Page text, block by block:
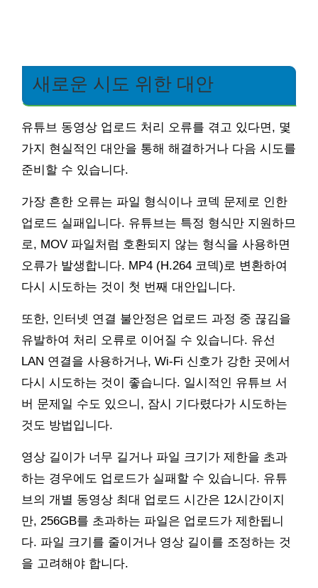
새로운 시도 위한 대안
유튜브 동영상 업로드 처리 오류를 겪고 있다면, 몇
가지 현실적인 대안을 통해 해결하거나 다음 시도를
준비할 수 있습니다.
가장 흔한 오류는 파일 형식이나 코덱 문제로 인한
업로드 실패입니다. 유튜브는 특정 형식만 지원하므
로, MOV 파일처럼 호환되지 않는 형식을 사용하면
오류가 발생합니다. MP4 (H.264 코덱)로 변환하여
다시 시도하는 것이 첫 번째 대안입니다.
또한, 인터넷 연결 불안정은 업로드 과정 중 끊김을
유발하여 처리 오류로 이어질 수 있습니다. 유선
LAN 연결을 사용하거나, Wi-Fi 신호가 강한 곳에서
다시 시도하는 것이 좋습니다. 일시적인 유튜브 서
버 문제일 수도 있으니, 잠시 기다렸다가 시도하는
것도 방법입니다.
영상 길이가 너무 길거나 파일 크기가 제한을 초과
하는 경우에도 업로드가 실패할 수 있습니다. 유튜
브의 개별 동영상 최대 업로드 시간은 12시간이지
만, 256GB를 초과하는 파일은 업로드가 제한됩니
다. 파일 크기를 줄이거나 영상 길이를 조정하는 것
을 고려해야 합니다.